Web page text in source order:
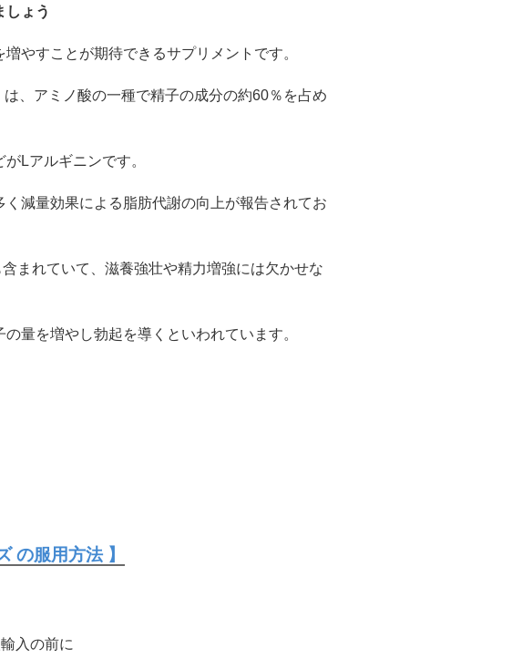
しょう
やすことが期待できるサプリメントです。
、アミノ酸の一種で精子の成分の約60％を占め
Lアルギニンです。
減量効果による脂肪代謝の向上が報告されてお
まれていて、滋養強壮や精力増強には欠かせな
量を増やし勃起を導くといわれています。
の服用方法 】
入の前に